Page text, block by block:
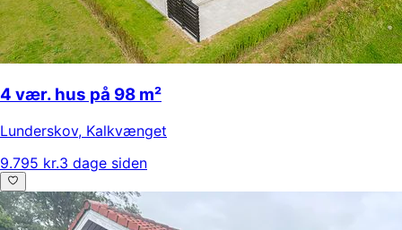
4 vær. hus på 98 m²
Lunderskov, Kalkvænget
9.795 kr.3 dage siden